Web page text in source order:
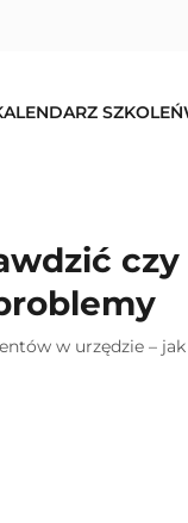
SZKOLEŃ
czy
w urzędzie – jak